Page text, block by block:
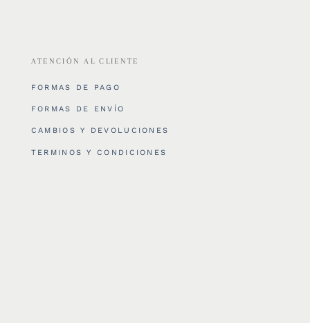
ATENCIÓN AL CLIENTE
FORMAS DE PAGO
FORMAS DE ENVÍO
CAMBIOS Y DEVOLUCIONES
TERMINOS Y CONDICIONES